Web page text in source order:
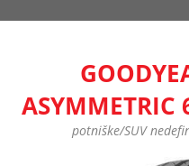
ASYMMETRIC
potniške/SUV